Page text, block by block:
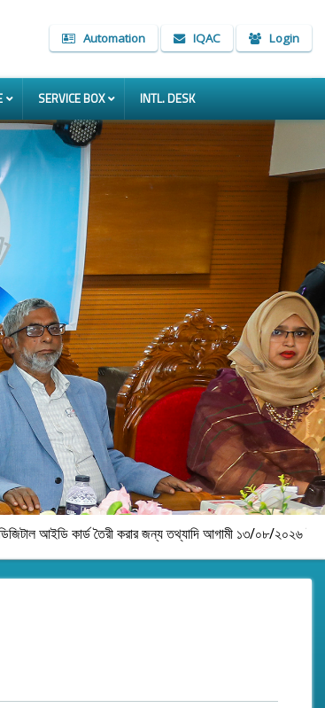
Automation IQAC Login
SERVICE BOX INTL. DESK
Next
করার জন্য তথ্যাদি আগামী ১৩/০৮/২০২৬ ইং তারিখের মধ্যে নিজ